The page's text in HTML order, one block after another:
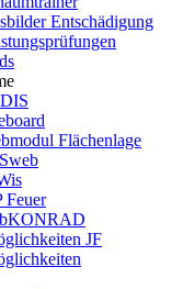
Entschädigung
Flächenlage
Feuer
JF